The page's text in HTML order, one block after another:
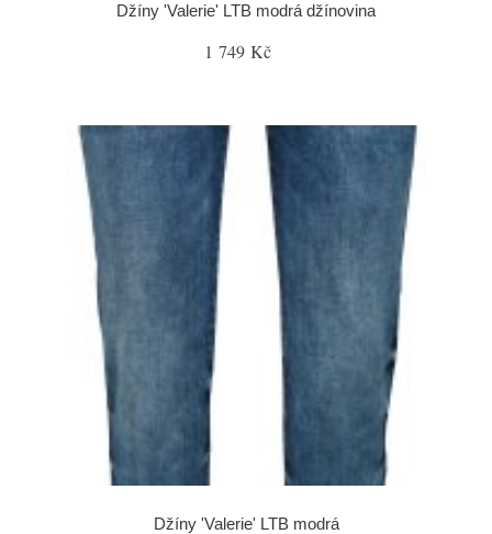
Džíny 'Valerie' LTB modrá džínovina
1 749 Kč
Džíny 'Valerie' LTB modrá